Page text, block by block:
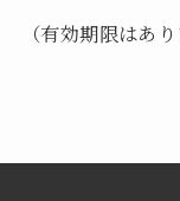
（有効期限はあり